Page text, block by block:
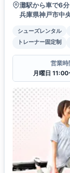
灘駅から車で6分
兵庫県神戸市中
シューズレンタル
トレーナー固定制
営業時
月曜日